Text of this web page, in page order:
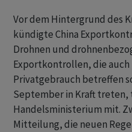
Vor dem Hintergrund des
kündigte China
Drohnen und
Exportkontrollen, die
Privatgebrauch betreffen
September in Kraft treten,
Handelsministerium mit.
Mitteilung, die neuen